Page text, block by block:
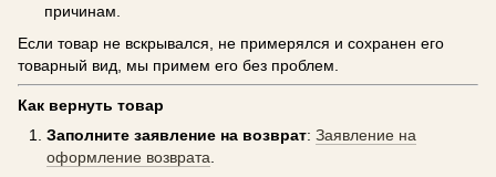
причинам.
Если товар не вскрывался, не примерялся и сохранен его
товарный вид, мы примем его без проблем.
Как вернуть товар
Заполните заявление на возврат: Заявление на
оформление возврата